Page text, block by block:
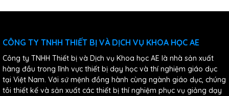
CÔNG TY TNHH THIẾT BỊ VÀ DỊCH VỤ KHOA HỌC AE
Công ty TNHH Thiết bị và Dịch vụ Khoa học AE là nhà sản xuất
hàng đầu trong lĩnh vực thiết bị dạy học và thí nghiệm giáo dục
tại Việt Nam. Với sứ mệnh đồng hành cùng ngành giáo dục, chúng
tôi thiết kế và sản xuất các thiết bị thí nghiệm phục vụ giảng dạy